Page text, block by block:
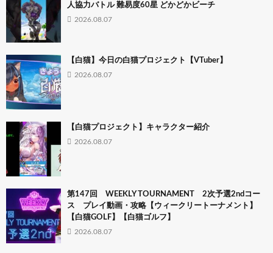
人協力バトル 難易度60星 どかどかビーチ
2026.08.07
【白猫】今日の白猫プロジェクト【VTuber】
2026.08.07
【白猫プロジェクト】キャラクター紹介
2026.08.07
第147回 WEEKLY TOURNAMENT 2次予選2ndコー
ス プレイ動画・攻略【ウィークリートーナメント】
【白猫GOLF】【白猫ゴルフ】
2026.08.07